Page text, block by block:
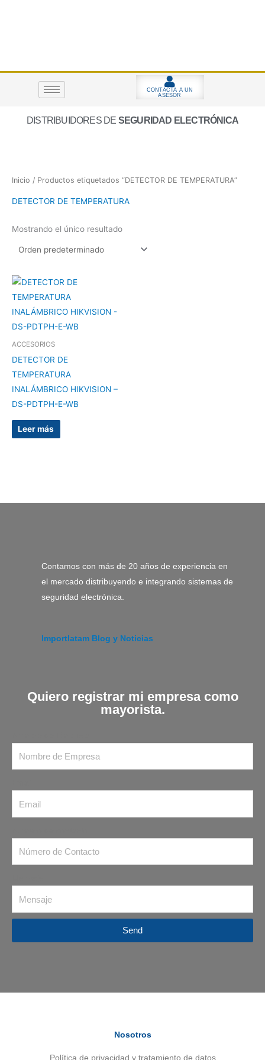
CONTACTA A UN
ASESOR
DISTRIBUIDORES DE SEGURIDAD ELECTRÓNICA
Inicio / Productos etiquetados “DETECTOR DE TEMPERATURA”
DETECTOR DE TEMPERATURA
Mostrando el único resultado
ACCESORIOS
DETECTOR DE
TEMPERATURA
INALÁMBRICO HIKVISION –
DS-PDTPH-E-WB
Leer más
Contamos con más de 20 años de experiencia en
el mercado distribuyendo e integrando sistemas de
seguridad electrónica.
Importlatam Blog y Noticias
Quiero registrar mi empresa como
mayorista.
Send
Nosotros
Política de privacidad y tratamiento de datos